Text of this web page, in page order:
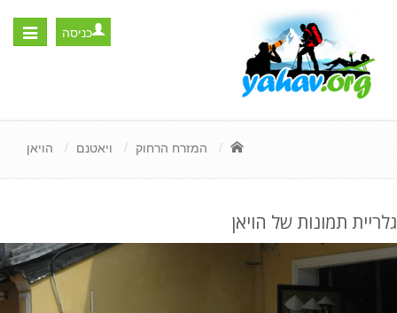
Toggle
כניסה
המזרח הרחוק ויאטנם הויאן
גלריית תמונות של הויאן